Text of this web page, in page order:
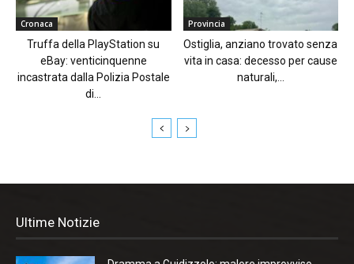
Cronaca
Truffa della PlayStation su
eBay: venticinquenne
incastrata dalla Polizia Postale
di...
Provincia
Ostiglia, anziano trovato senza
vita in casa: decesso per cause
naturali,...
Ultime Notizie